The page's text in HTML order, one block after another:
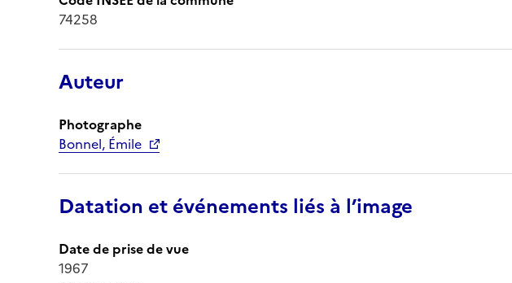
74258
Auteur
Photographe
Bonnel, Émile
Datation et événements liés à l’image
Date de prise de vue
1967